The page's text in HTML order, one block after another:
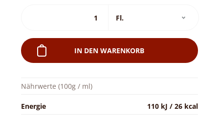
IN DEN WARENKORB
Nährwerte (100g / ml)
Energie 110 kJ / 26 kcal